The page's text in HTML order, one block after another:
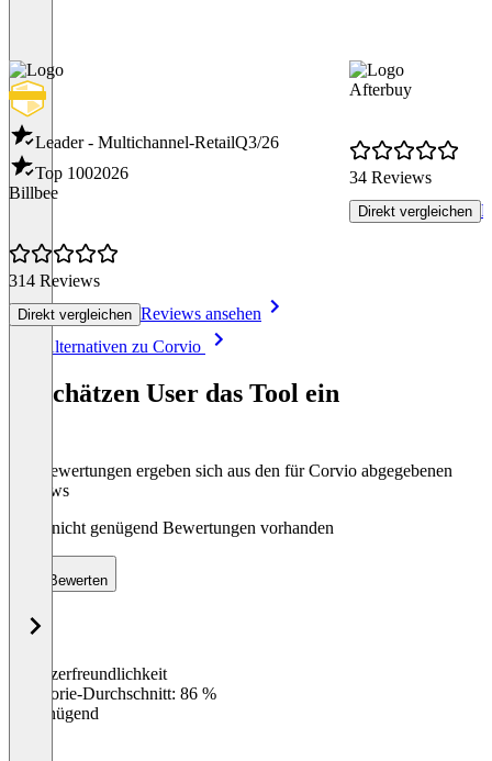
Leader - Multichannel-RetailQ3/26
Top 1002026
Billbee
314 Reviews
Direkt vergleichen Reviews ansehen
Afterbuy
34 Reviews
Direkt vergleichen
Alle Alternativen zu Corvio
So schätzen User das Tool ein
Die Bewertungen ergeben sich aus den für Corvio abgegebenen
Reviews
Noch nicht genügend Bewertungen vorhanden
Bewerten
Benutzerfreundlichkeit
Kategorie-Durchschnitt: 86 %
Ungenügend